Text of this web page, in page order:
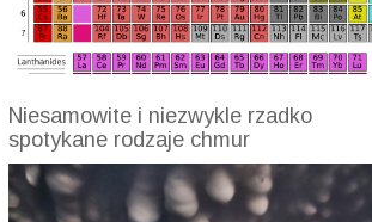
Niesamowite i niezwykle rzadko
spotykane rodzaje chmur